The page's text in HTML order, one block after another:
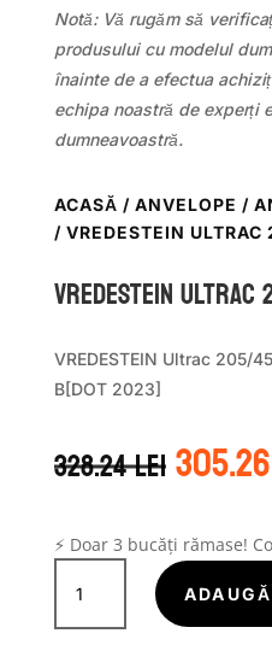
Notă: Vă rugăm să
produsului cu modelul
înainte de a efectua
echipa noastră de experți
dumneavoastră.
ACASĂ / ANVELOPE /
/ VREDESTEIN
Vredestein ULTRAC
VREDESTEIN Ultrac 205/
B[DOT 2023]
328.24leiPrețul
inițial
fost:
305.26
⚡ Doar 3 bucăți rămase!
Cantitate
Vredestein
ULTRAC